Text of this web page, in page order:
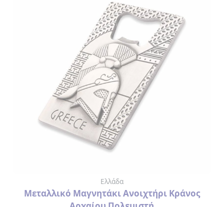
Ελλάδα
Μεταλλικό Μαγνητάκι Ανοιχτήρι Κράνος